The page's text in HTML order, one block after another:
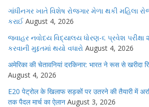
ગાંધીનગર ખાતે વિશેષ રોજગાર મેળા થકી મહિલા
કરાઈ August 4, 2026
જવાહર નવોદય વિદ્યાલય ધોરણ-૬ પ્રવેશ
કરવાની મુદ્દતમાં થયો વધારો August 4, 2026
अमेरिका की चेतावनियां दरकिनार: भारत ने रूस से
August 4, 2026
E20 पेट्रोल के खिलाफ सड़कों पर उतरने की तैयारी में
तक पैदल मार्च का ऐलान August 3, 2026